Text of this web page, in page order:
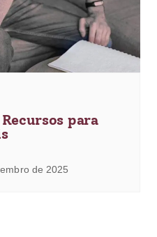
para
de 2025